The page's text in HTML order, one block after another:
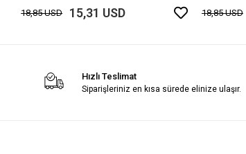
18,85 USD 15,31 USD 18,85 USD
Hızlı Teslimat
Siparişleriniz en kısa sürede elinize ulaşır.